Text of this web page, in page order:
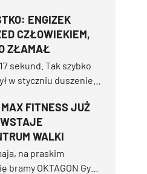
ENGIZEK
CZŁOWIEKIEM,
ZŁAMAŁ
sekund. Tak szybko
w styczniu duszenie,
osłupiałej ciszy.
MAX FITNESS JUŻ
WALKI
na praskim
OKTAGON Gym